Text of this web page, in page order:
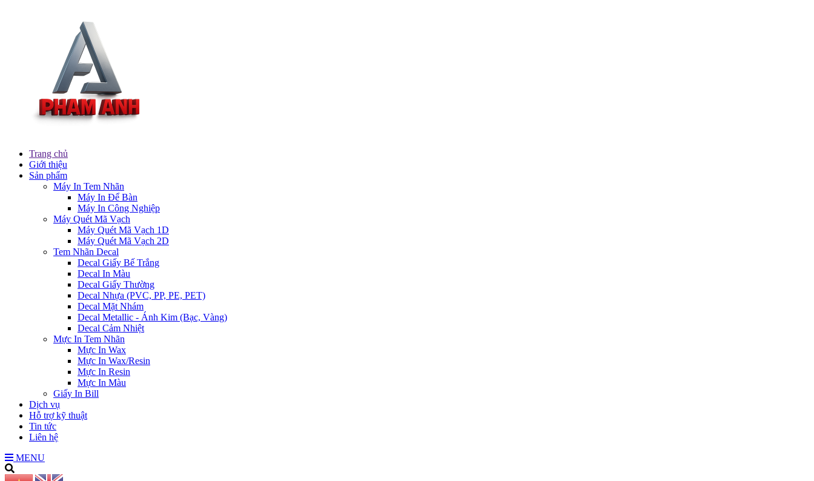
Trang chủ
Giới thiệu
Sản phẩm
Máy In Tem Nhãn
Máy In Để Bàn
Máy In Công Nghiệp
Máy Quét Mã Vạch
Máy Quét Mã Vạch 1D
Máy Quét Mã Vạch 2D
Tem Nhãn Decal
Decal Giấy Bế Trắng
Decal In Màu
Decal Giấy Thường
Decal Nhựa (PVC, PP, PE, PET)
Decal Mặt Nhám
Decal Metallic - Ánh Kim (Bạc, Vàng)
Decal Cảm Nhiệt
Mực In Tem Nhãn
Mực In Wax
Mực In Wax/Resin
Mực In Resin
Mực In Màu
Giấy In Bill
Dịch vụ
Hỗ trợ kỹ thuật
Tin tức
Liên hệ
MENU